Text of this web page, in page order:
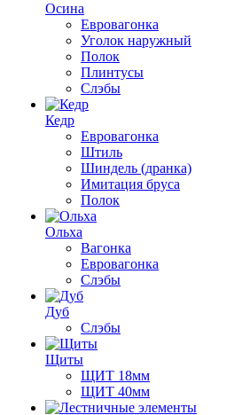
Осина
Евровагонка
Уголок наружный
Полок
Плинтусы
Слэбы
Кедр
Евровагонка
Штиль
Шиндель (дранка)
Имитация бруса
Полок
Ольха
Вагонка
Евровагонка
Слэбы
Дуб
Слэбы
Щиты
ЩИТ 18мм
ЩИТ 40мм